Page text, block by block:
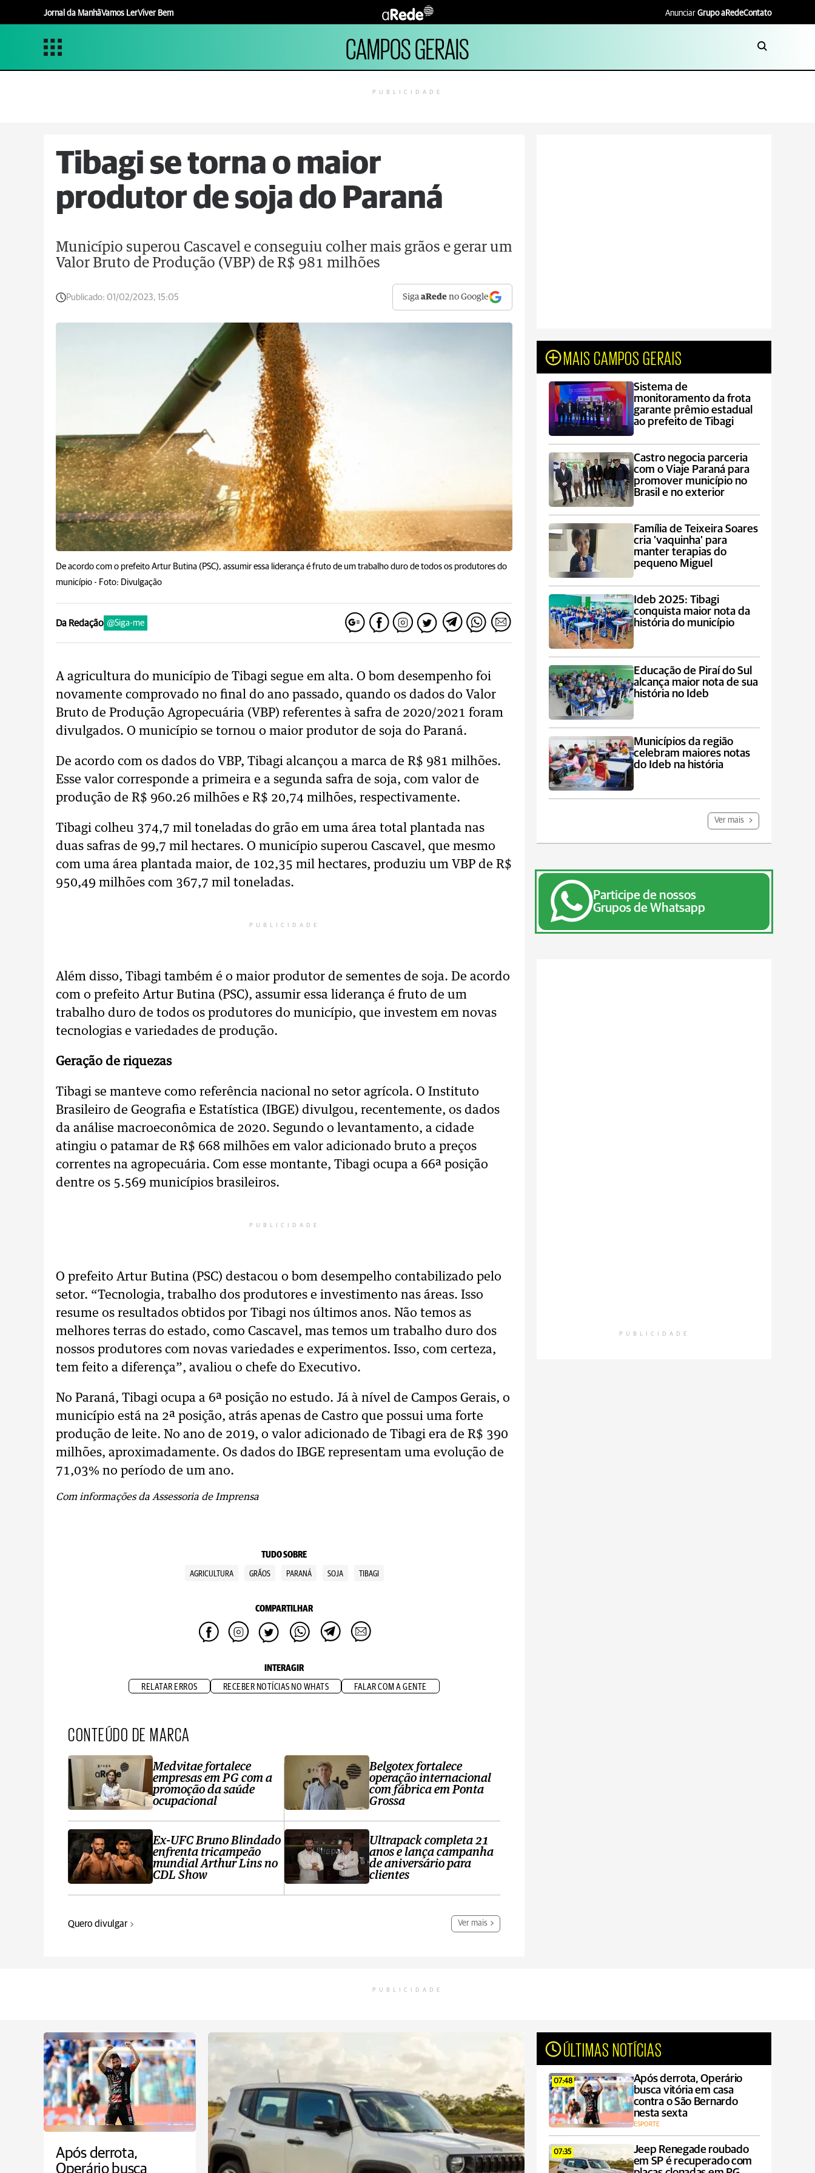
Jornal da ManhãVamos LerViver Bem Anunciar Grupo aRedeContato
CAMPOS GERAIS
PUBLICIDADE
Tibagi se torna o maior
produtor de soja do Paraná
Município superou Cascavel e conseguiu colher mais grãos e gerar um
Valor Bruto de Produção (VBP) de R$ 981 milhões
Publicado: 01/02/2023, 15:05 SigaaRede no Google
De acordo com o prefeito Artur Butina (PSC), assumir essa liderança é fruto de um trabalho duro de todos os produtores do
município - Foto: Divulgação
Da Redação @Siga-me
A agricultura do município de Tibagi segue em alta. O bom desempenho foi
novamente comprovado no final do ano passado, quando os dados do Valor
Bruto de Produção Agropecuária (VBP) referentes à safra de 2020/2021 foram
divulgados. O município se tornou o maior produtor de soja do Paraná.
De acordo com os dados do VBP, Tibagi alcançou a marca de R$ 981 milhões.
Esse valor corresponde a primeira e a segunda safra de soja, com valor de
produção de R$ 960.26 milhões e R$ 20,74 milhões, respectivamente.
Tibagi colheu 374,7 mil toneladas do grão em uma área total plantada nas
duas safras de 99,7 mil hectares. O município superou Cascavel, que mesmo
com uma área plantada maior, de 102,35 mil hectares, produziu um VBP de R$
950,49 milhões com 367,7 mil toneladas.
PUBLICIDADE
Além disso, Tibagi também é o maior produtor de sementes de soja. De acordo
com o prefeito Artur Butina (PSC), assumir essa liderança é fruto de um
trabalho duro de todos os produtores do município, que investem em novas
tecnologias e variedades de produção.
Geração de riquezas
Tibagi se manteve como referência nacional no setor agrícola. O Instituto
Brasileiro de Geografia e Estatística (IBGE) divulgou, recentemente, os dados
da análise macroeconômica de 2020. Segundo o levantamento, a cidade
atingiu o patamar de R$ 668 milhões em valor adicionado bruto a preços
correntes na agropecuária. Com esse montante, Tibagi ocupa a 66ª posição
dentre os 5.569 municípios brasileiros.
PUBLICIDADE
O prefeito Artur Butina (PSC) destacou o bom desempelho contabilizado pelo
setor. “Tecnologia, trabalho dos produtores e investimento nas áreas. Isso
resume os resultados obtidos por Tibagi nos últimos anos. Não temos as
melhores terras do estado, como Cascavel, mas temos um trabalho duro dos
nossos produtores com novas variedades e experimentos. Isso, com certeza,
tem feito a diferença”, avaliou o chefe do Executivo.
No Paraná, Tibagi ocupa a 6ª posição no estudo. Já à nível de Campos Gerais, o
município está na 2ª posição, atrás apenas de Castro que possui uma forte
produção de leite. No ano de 2019, o valor adicionado de Tibagi era de R$ 390
milhões, aproximadamente. Os dados do IBGE representam uma evolução de
71,03% no período de um ano.
Com informações da Assessoria de Imprensa
TUDO SOBRE
AGRICULTURA GRÃOS PARANÁ SOJA TIBAGI
COMPARTILHAR
INTERAGIR
RELATAR ERROS RECEBER NOTÍCIAS NO WHATS FALAR COM A GENTE
CONTEÚDO DE MARCA
Medvitae fortalece
empresas em PG com a
promoção da saúde
ocupacional
Ex-UFC Bruno Blindado
enfrenta tricampeão
mundial Arthur Lins no
CDL Show
Belgotex fortalece
operação internacional
com fábrica em Ponta
Grossa
Ultrapack completa 21
anos e lança campanha
de aniversário para
clientes
Quero divulgar Ver mais
MAIS CAMPOS GERAIS
Sistema de
monitoramento da frota
garante prêmio estadual
ao prefeito de Tibagi
Castro negocia parceria
com o Viaje Paraná para
promover município no
Brasil e no exterior
Família de Teixeira Soares
cria 'vaquinha' para
manter terapias do
pequeno Miguel
Ideb 2025: Tibagi
conquista maior nota da
história do município
Educação de Piraí do Sul
alcança maior nota de sua
história no Ideb
Municípios da região
celebram maiores notas
do Ideb na história
Ver mais
Participe de nossos
Grupos de Whatsapp
PUBLICIDADE
PUBLICIDADE
Após derrota,
Operário busca
ÚLTIMAS NOTÍCIAS
07:48
Após derrota, Operário
busca vitória em casa
contra o São Bernardo
nesta sexta
ESPORTE
07:35
Jeep Renegade roubado
em SP é recuperado com